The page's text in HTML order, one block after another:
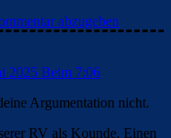
abzugeben
2025 Beim 7:06
Argumentation nicht.
RV als Kounde. Einen